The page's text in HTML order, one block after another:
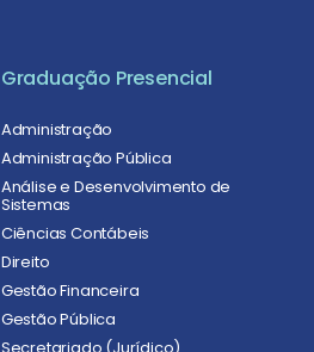
Graduação Presencial
Administração
Administração Pública
Análise e Desenvolvimento de
Sistemas
Ciências Contábeis
Direito
Gestão Financeira
Gestão Pública